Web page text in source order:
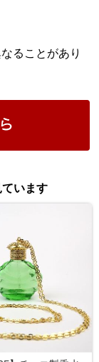
ることがあり
います